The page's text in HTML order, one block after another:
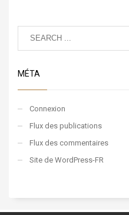
MÉTA
Connexion
Flux des publications
Flux des commentaires
Site de WordPress-FR